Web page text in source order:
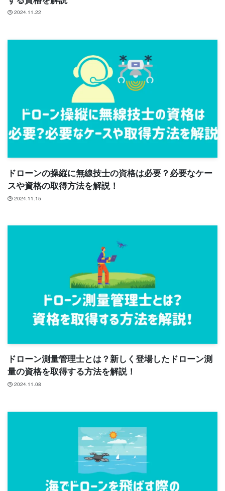
2024.11.22
ドローンの操縦に無線技士の資格は必要？必要なケー
スや資格の取得方法を解説！
2024.11.15
ドローン測量管理士とは？新しく登場したドローン測
量の資格を取得する方法を解説！
2024.11.08